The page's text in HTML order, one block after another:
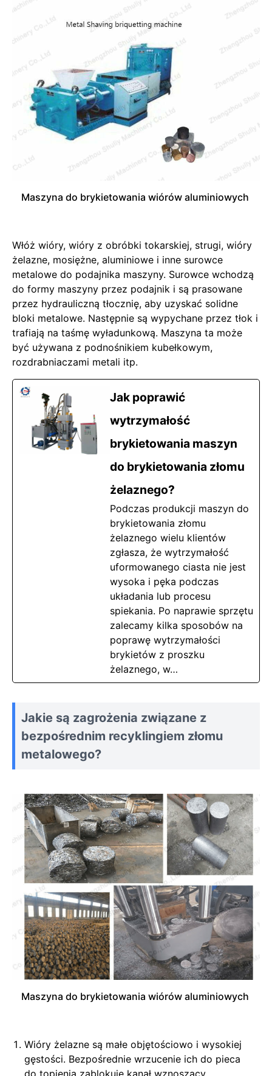
Maszyna do brykietowania wiórów aluminiowych
Włóż wióry, wióry z obróbki tokarskiej, strugi, wióry
żelazne, mosiężne, aluminiowe i inne surowce
metalowe do podajnika maszyny. Surowce wchodzą
do formy maszyny przez podajnik i są prasowane
przez hydrauliczną tłocznię, aby uzyskać solidne
bloki metalowe. Następnie są wypychane przez tłok i
trafiają na taśmę wyładunkową. Maszyna ta może
być używana z podnośnikiem kubełkowym,
rozdrabniaczami metali itp.
Jak poprawić
wytrzymałość
brykietowania maszyn
do brykietowania złomu
żelaznego?
Podczas produkcji maszyn do
brykietowania złomu
żelaznego wielu klientów
zgłasza, że wytrzymałość
uformowanego ciasta nie jest
wysoka i pęka podczas
układania lub procesu
spiekania. Po naprawie sprzętu
zalecamy kilka sposobów na
poprawę wytrzymałości
brykietów z proszku
żelaznego, w…
Jakie są zagrożenia związane z
bezpośrednim recyklingiem złomu
metalowego?
Maszyna do brykietowania wiórów aluminiowych
Wióry żelazne są małe objętościowo i wysokiej
gęstości. Bezpośrednie wrzucenie ich do pieca